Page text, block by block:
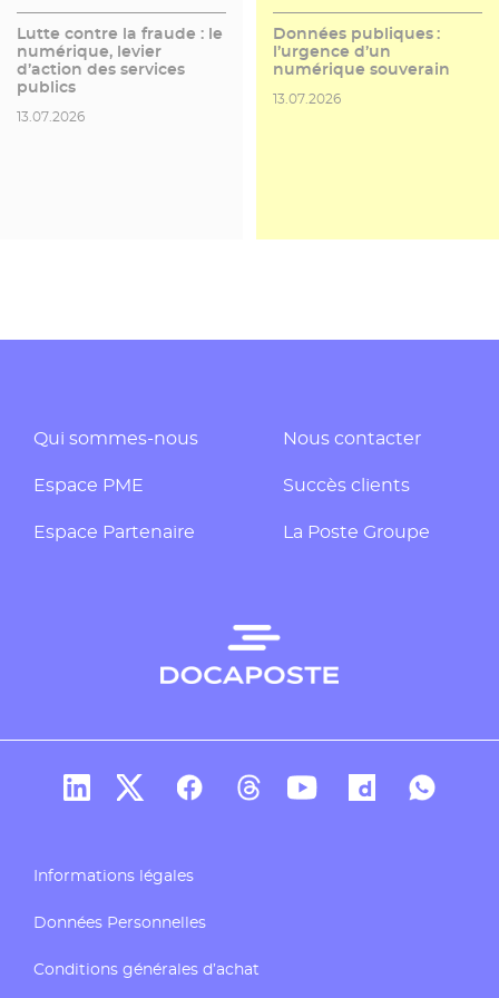
Lutte contre la fraude : le
numérique, levier
d’action des services
publics
Date de publication
13.07.2026
Données publiques :
l’urgence d’un
numérique souverain
Date de publication
13.07.2026
Qui sommes-nous
Espace PME
Espace Partenaire
Nous contacter
Succès clients
La Poste Groupe
Compte Linkedin de Docaposte
Compte X de Docaposte
Compte Facebook de Docaposte
Compte Threads de
Compte Youtube de
CompteCompte
Informations légales
Données Personnelles
Conditions générales d’achat